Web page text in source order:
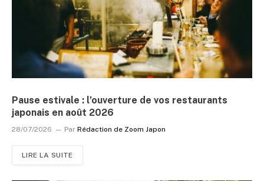
Pause estivale : l’ouverture de vos restaurants
japonais en août 2026
28/07/2026 Par Rédaction de Zoom Japon
LIRE LA SUITE